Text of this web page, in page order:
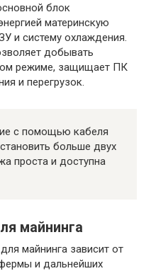
блок
материнскую
и систему охлаждения.
добывать
режиме, защищает ПК
и перегрузок.
с помощью кабеля
больше двух
проста и доступна
майнинга
майнинга зависит от
и дальнейших